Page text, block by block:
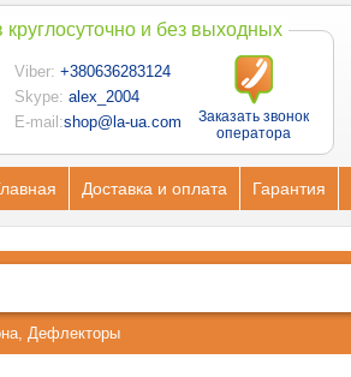
круглосуточно и без выходных
Viber: +380636283124
Skype: alex_2004
E-mail:shop@la-ua.com
Заказать звонок
оператора
Доставка и оплата Гарантия
, Дефлекторы